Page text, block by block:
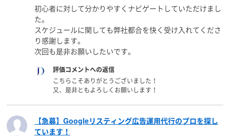
初心者に対して分かりやすくナビゲートしていただけまし
た。
スケジュールに関しても弊社都合を快く受け入れてくださ
り感謝します。
次回も是非お願いしたいです。
評価コメントへの返信
こちらこそありがとうございました！
又、是非ともよろしくお願いします！
【急募】Googleリスティング広告運用代行のプロを探し
ています！